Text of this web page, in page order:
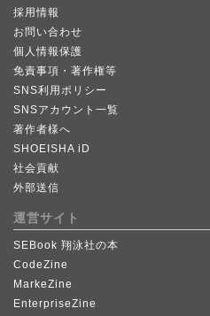
採用情報
お問い合わせ
個人情報保護
免責事項・著作権等
SNS利用ポリシー
SNSアカウント一覧
著作者様へ
SHOEISHA iD
社会貢献
外部送信
運営サイト
SEBook 翔泳社の本
CodeZine
MarkeZine
EnterpriseZine